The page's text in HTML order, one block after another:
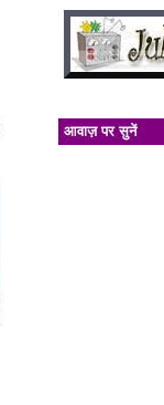
आवाज़ पर सुनें